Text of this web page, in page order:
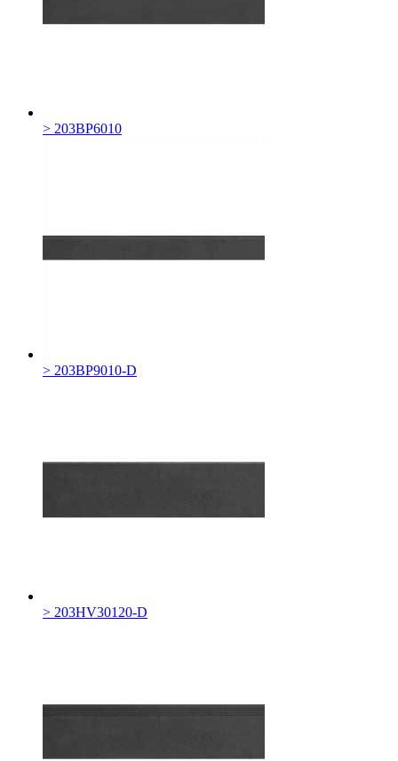
> 203BP6010
> 203BP9010-D
> 203HV30120-D